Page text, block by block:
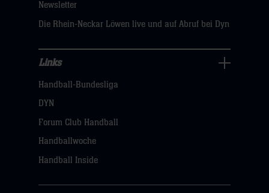
hier
Newsletter
Die Rhein-Neckar Löwen live und auf Abruf bei Dyn
Navigation
öffnen,
dann
klicken
Links
Handball-Bundesliga
DYN
Forum Club Handball
Handballwoche
Handball Inside